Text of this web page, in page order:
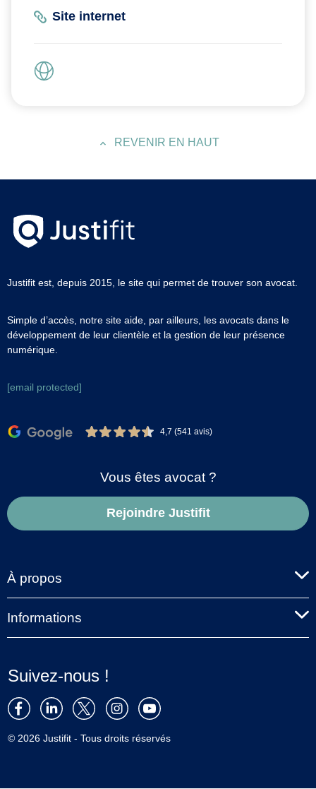
Site internet
REVENIR EN HAUT
Justifit est, depuis 2015, le site qui permet de trouver son avocat.
Simple d’accès, notre site aide, par ailleurs, les avocats dans le
développement de leur clientèle et la gestion de leur présence
numérique.
[email protected]
4,7 (541 avis)
Vous êtes avocat ?
Rejoindre Justifit
À propos
Informations
Suivez-nous !
© 2026 Justifit - Tous droits réservés